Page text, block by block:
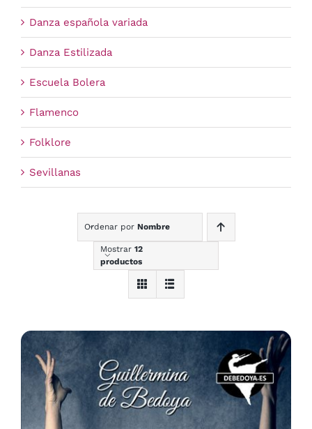
Carrito
Danza española variada
Danza Estilizada
Escuela Bolera
Flamenco
Folklore
Sevillanas
Ordenar por Nombre
Mostrar 12
productos